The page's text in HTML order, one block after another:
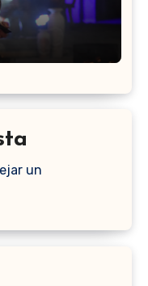
un